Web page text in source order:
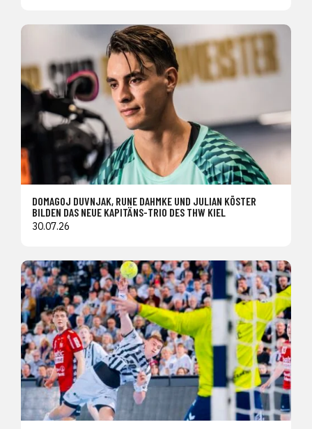
DOMAGOJ DUVNJAK, RUNE DAHMKE UND JULIAN KÖSTER
BILDEN DAS NEUE KAPITÄNS-TRIO DES THW KIEL
30.07.26